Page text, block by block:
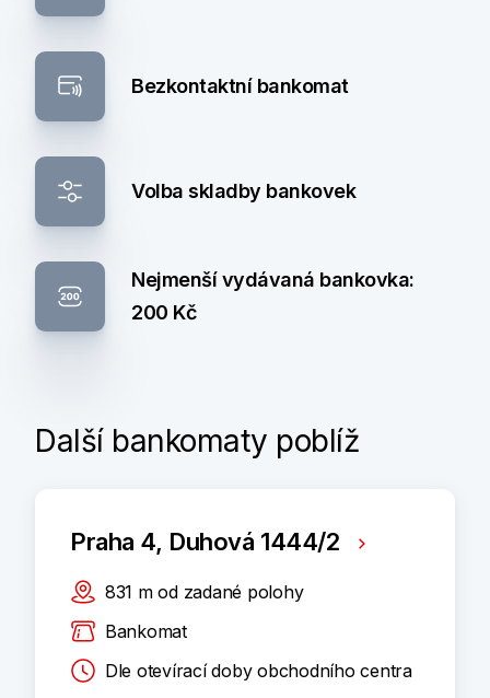
Bezkontaktní bankomat
Volba skladby bankovek
Nejmenší vydávaná bankovka:
200 Kč
Další bankomaty poblíž
Praha 4, Duhová 1444/2
831 m od zadané polohy
Bankomat
Dle otevírací doby obchodního centra